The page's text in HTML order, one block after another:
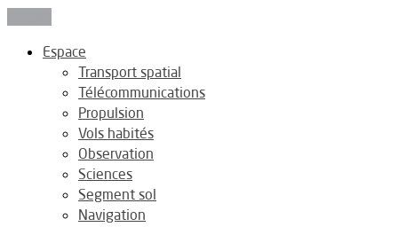
Espace
Transport spatial
Télécommunications
Propulsion
Vols habités
Observation
Sciences
Segment sol
Navigation